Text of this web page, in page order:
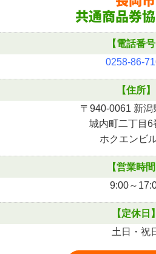
【電話番号
0258-86-
【住所】
〒940-0061 新潟
城内町二丁目6
ホクエンビ
【営業時間
9:00～
【定休日】
土日・祝